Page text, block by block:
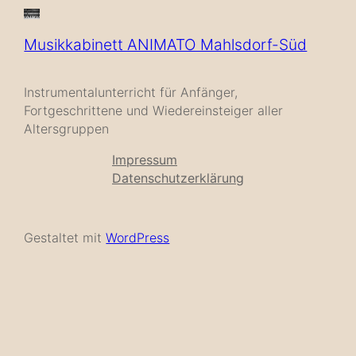
Musikkabinett ANIMATO Mahlsdorf-Süd
Instrumentalunterricht für Anfänger,
Fortgeschrittene und Wiedereinsteiger aller
Altersgruppen
Impressum
Datenschutzerklärung
Gestaltet mitWordPress